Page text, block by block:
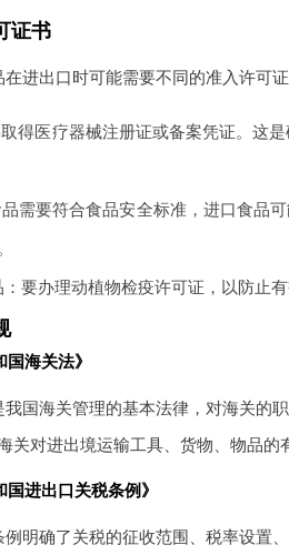
证书
进出口时可能需要不同的准入许可证
得医疗器械注册证或备案凭证。这
需要符合食品安全标准，进口食品
：要办理动植物检疫许可证，以防止
海关法》
国海关管理的基本法律，对海关的
关对进出境运输工具、货物、物品的
进出口关税条例》
明确了关税的征收范围、税率设置